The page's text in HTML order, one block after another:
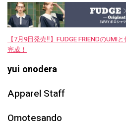
【7月9日発売‼︎】FUDGE FRIENDのUMI
完成！
yui onodera
Apparel Staff
Omotesando